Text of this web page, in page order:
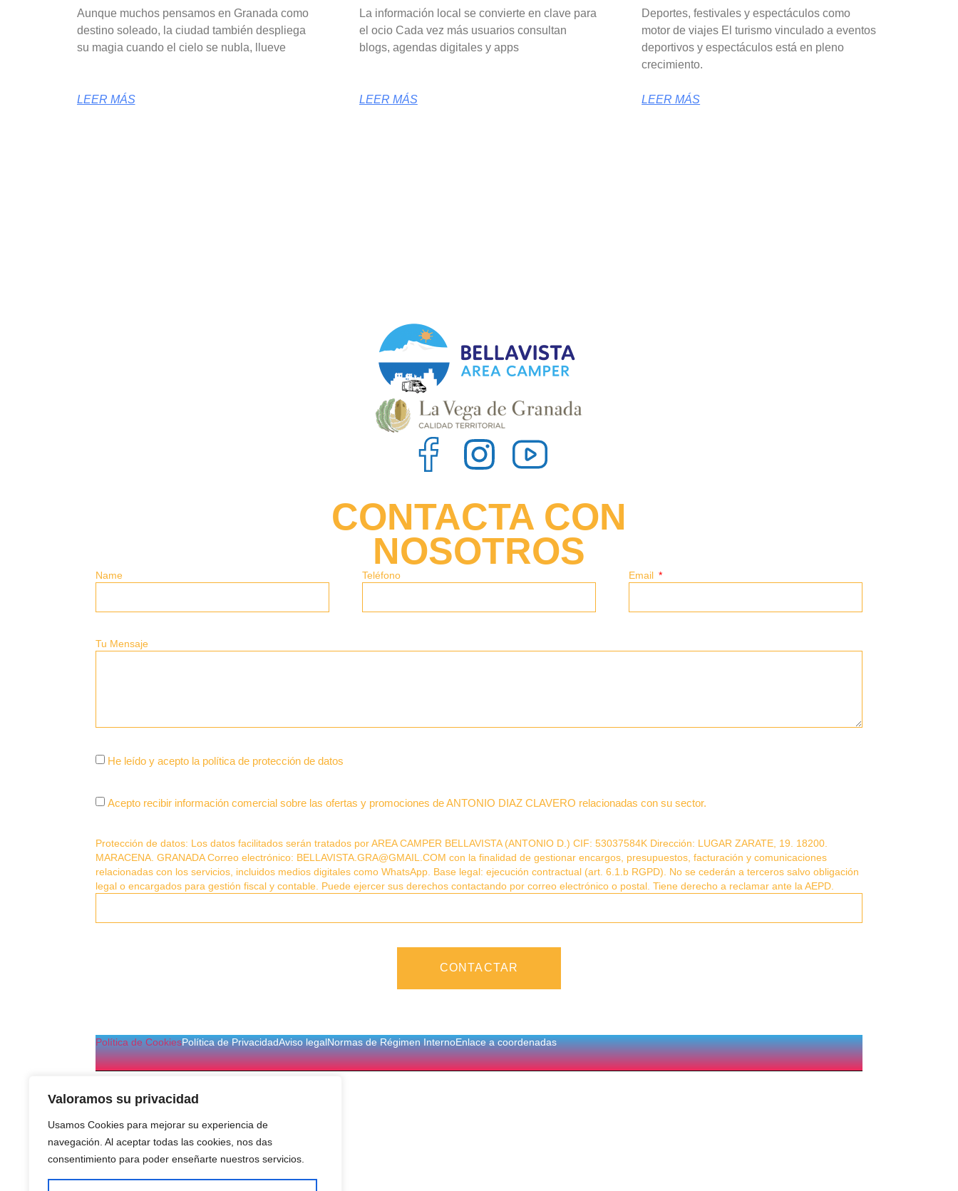
Valoramos su privacidad
Usamos Cookies para mejorar su experiencia de
navegación. Al aceptar todas las cookies, nos das
consentimiento para poder enseñarte nuestros servicios.
Aunque muchos pensamos en Granada como
destino soleado, la ciudad también despliega
su magia cuando el cielo se nubla, llueve
LEER MÁS
La información local se convierte en clave para
el ocio Cada vez más usuarios consultan
blogs, agendas digitales y apps
LEER MÁS
Deportes, festivales y espectáculos como
motor de viajes El turismo vinculado a eventos
deportivos y espectáculos está en pleno
crecimiento.
LEER MÁS
CONTACTA CON
NOSOTROS
Name Teléfono Email
Tu Mensaje
He leído y acepto la política de protección de datos
Acepto recibir información comercial sobre las ofertas y promociones de ANTONIO DIAZ CLAVERO relacionadas con su sector.
Protección de datos: Los datos facilitados serán tratados por AREA CAMPER BELLAVISTA (ANTONIO D.) CIF: 53037584K Dirección: LUGAR ZARATE, 19. 18200.
MARACENA. GRANADA Correo electrónico: BELLAVISTA.GRA@GMAIL.COM con la finalidad de gestionar encargos, presupuestos, facturación y comunicaciones
relacionadas con los servicios, incluidos medios digitales como WhatsApp. Base legal: ejecución contractual (art. 6.1.b RGPD). No se cederán a terceros salvo obligación
legal o encargados para gestión fiscal y contable. Puede ejercer sus derechos contactando por correo electrónico o postal. Tiene derecho a reclamar ante la AEPD.
CONTACTAR
Política de CookiesPolítica de PrivacidadAviso legalNormas de Régimen InternoEnlace a coordenadas